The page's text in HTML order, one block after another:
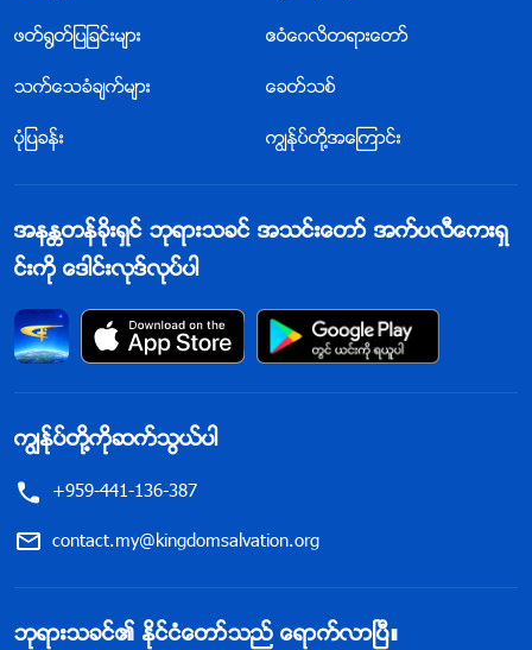
ဖတ္႐ြတ္ျပျခင္းမ်ား ဧဝံေဂလိတရားေတာ္
သက္ေသခံခ်က္မ်ား ေခတ္သစ္
ပုံျပခန္း ကြၽန္ုပ္တို႔အေၾကာင္း
အနႏၲတန္ခိုးရွင္ ဘုရားသခင္ အသင္းေတာ္ အက္ပလီေကးရွ
င္းကို ေဒါင္းလုဒ္လုပ္ပါ
ကြၽန္ုပ္တို႔ကိုဆက္သြယ္ပါ
+959-441-136-387
contact.my@kingdomsalvation.org
ဘုရားသခင္၏ ႏိုင္ငံေတာ္သည္ ေရာက္လာၿပီ။